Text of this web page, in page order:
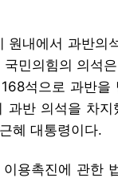
원내에서 과반의
민의힘의 의석
석으로 과반
반 의석을 차
혜 대통령이다.
용촉진에 관한